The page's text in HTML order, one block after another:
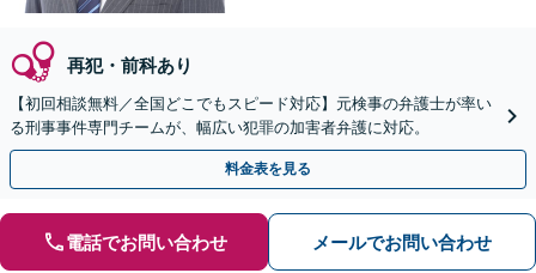
再犯・前科あり
【初回相談無料／全国どこでもスピード対応】元検事の弁護士が率い
る刑事事件専門チームが、幅広い犯罪の加害者弁護に対応。
料金表を見る
電話でお問い合わせ メールでお問い合わせ